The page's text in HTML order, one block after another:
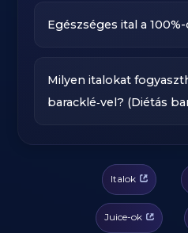
Egészséges ital a
Milyen italokat
baracklé‑vel? (Diétás
Italok
Juice-ok